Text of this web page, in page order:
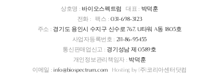
상호명 : 바이오스펙트럼 대표 : 박덕훈
전화 : 팩스 : 031-698-3123
주소 : 경기도 용인시 수지구 신수로 767, U타워 A동 1805호
사업자등록번호 : 211-86-95455
통신판매업신고 : 경기성남 제 0589호
개인정보관리책임자 : 박덕훈
이메일 : info@biospectrum.com Hosting by (주)코리아센터닷컴